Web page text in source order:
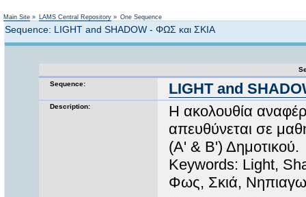
Main Site » LAMS Central Repository » One Sequence
Sequence: LIGHT and SHADOW - ΦΩΣ και ΣΚΙΑ
Sequence:
LIGHT and
Description:
Η ακολουθία
απευθύνεται σε
(Α' & Β') Δημοτικού.
Keywords: Light,
Φως, Σκιά,